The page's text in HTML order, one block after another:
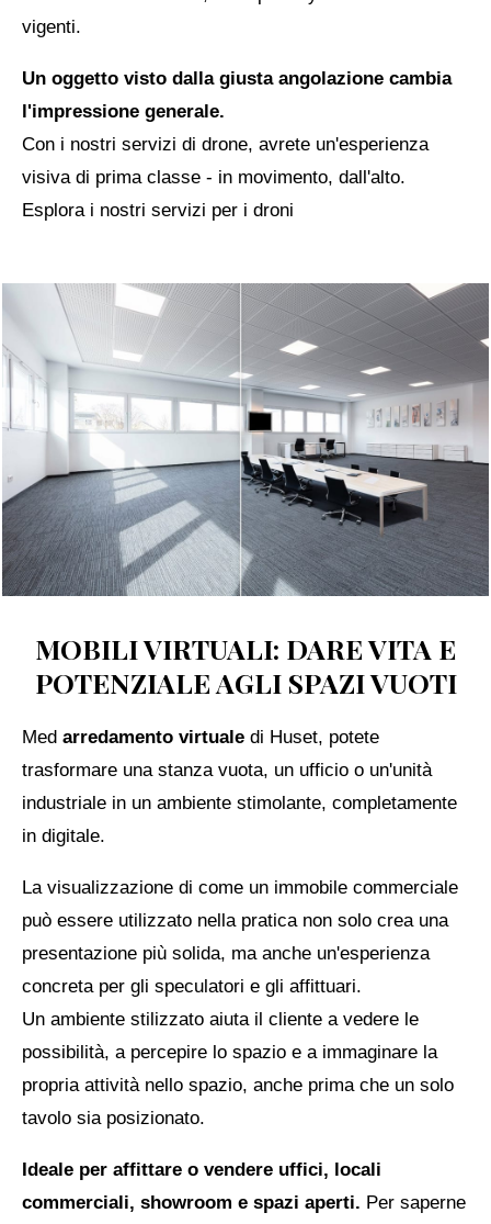
vigenti.
Un oggetto visto dalla giusta angolazione cambia
l'impressione generale.
Con i nostri servizi di drone, avrete un'esperienza
visiva di prima classe - in movimento, dall'alto.
Esplora i nostri servizi per i droni
MOBILI VIRTUALI: DARE VITA E
POTENZIALE AGLI SPAZI VUOTI
Med arredamento virtuale di Huset, potete
trasformare una stanza vuota, un ufficio o un'unità
industriale in un ambiente stimolante, completamente
in digitale.
La visualizzazione di come un immobile commerciale
può essere utilizzato nella pratica non solo crea una
presentazione più solida, ma anche un'esperienza
concreta per gli speculatori e gli affittuari.
Un ambiente stilizzato aiuta il cliente a vedere le
possibilità, a percepire lo spazio e a immaginare la
propria attività nello spazio, anche prima che un solo
tavolo sia posizionato.
Ideale per affittare o vendere uffici, locali
commerciali, showroom e spazi aperti. Per saperne